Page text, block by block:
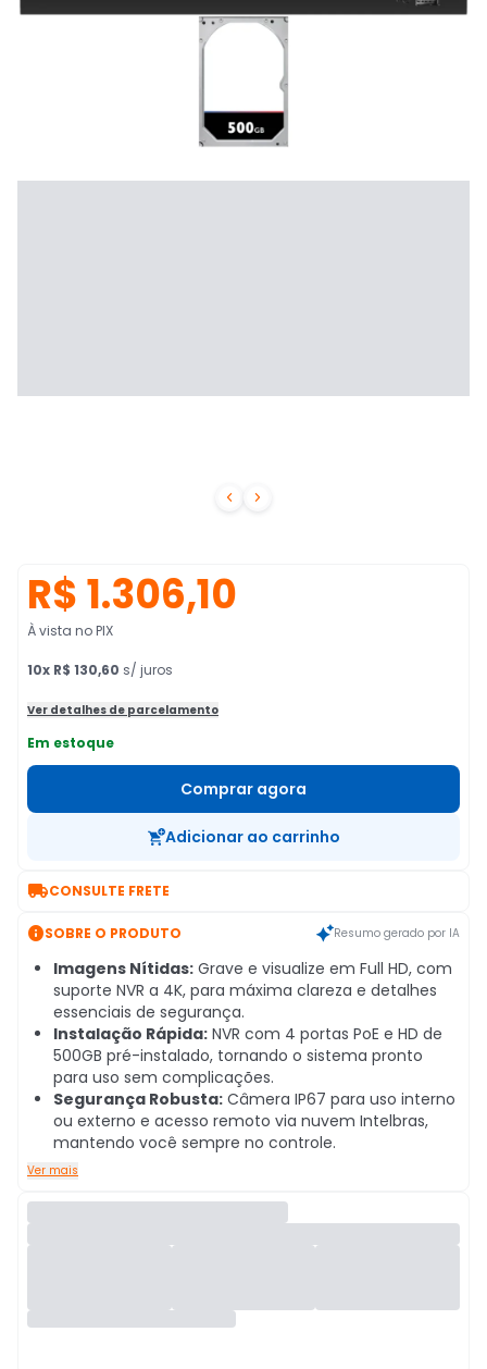
 
R$ 1.306,10
À vista no PIX
10x R$ 130,60 s/ juros
Ver detalhes de parcelamento
Em estoque
Comprar agora
Adicionar ao carrinho
CONSULTE FRETE
SOBRE O PRODUTO Resumo gerado por IA
Imagens Nítidas: Grave e visualize em Full HD, com
suporte NVR a 4K, para máxima clareza e detalhes
essenciais de segurança.
Instalação Rápida: NVR com 4 portas PoE e HD de
500GB pré-instalado, tornando o sistema pronto
para uso sem complicações.
Segurança Robusta: Câmera IP67 para uso interno
ou externo e acesso remoto via nuvem Intelbras,
mantendo você sempre no controle.
Ver mais